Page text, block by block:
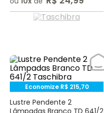
Economize R$ 215,70
Lustre Pendente 2